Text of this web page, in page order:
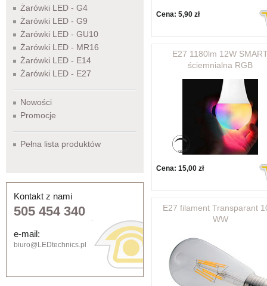
Żarówki LED - G4
Żarówki LED - G9
Żarówki LED - GU10
Żarówki LED - MR16
Żarówki LED - E14
Żarówki LED - E27
Nowości
Promocje
Pełna lista produktów
Kontakt z nami
505 454 340
e-mail:
biuro@LEDtechnics.pl
Cena: 5,90 zł
E27 1180lm 12W
ściemnialna RGB
Cena: 15,00 zł
E27 filament Transparant
WW